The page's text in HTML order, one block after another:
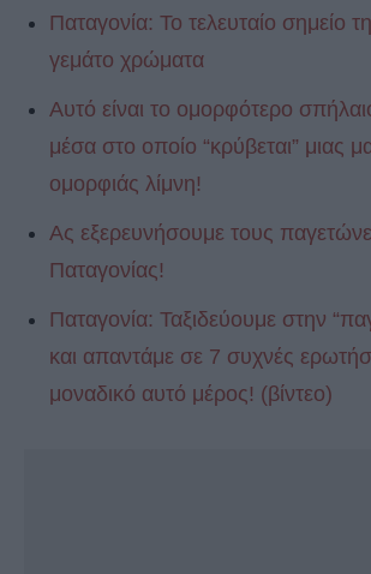
Παταγονία: Το τελευταίο σημείο
γεμάτο χρώματα
Αυτό είναι το ομορφότερο
μέσα στο οποίο “κρύβεται” μιας
ομορφιάς λίμνη!
Ας εξερευνήσουμε τους
Παταγονίας!
Παταγονία: Ταξιδεύουμε στην
και απαντάμε σε 7 συχνές
μοναδικό αυτό μέρος! (βίντεο)